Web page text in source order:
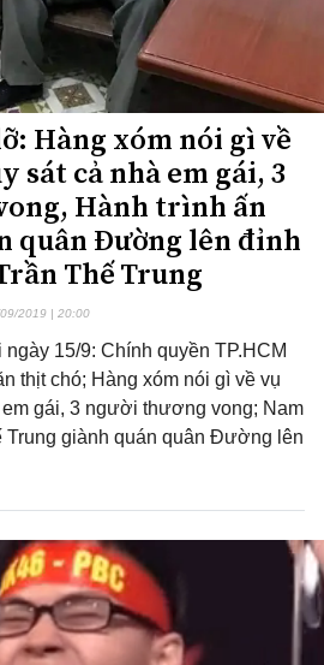
Hàng xóm nói gì về
sát cả nhà em gái, 3
Hành trình ấn
quân Đường lên đỉnh
Thế Trung
2019 | 20:00
15/9: Chính quyền TP.HCM
thịt chó; Hàng xóm nói gì về vụ
gái, 3 người thương vong; Nam
Trung giành quán quân Đường lên